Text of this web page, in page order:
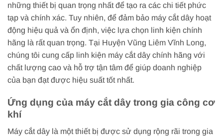
những thiết bị quan trọng nhất để tạo ra các chi tiết phức
tạp và chính xác. Tuy nhiên, để đảm bảo máy cắt dây hoạt
động hiệu quả và ổn định, việc lựa chọn linh kiện chính
hãng là rất quan trọng. Tại Huyện Vũng Liêm Vĩnh Long,
chúng tôi cung cấp linh kiện máy cắt dây chính hãng với
chất lượng cao và hỗ trợ tận tâm để giúp doanh nghiệp
của bạn đạt được hiệu suất tốt nhất.
Ứng dụng của máy cắt dây trong gia công cơ
khí
Máy cắt dây là một thiết bị được sử dụng rộng rãi trong gia